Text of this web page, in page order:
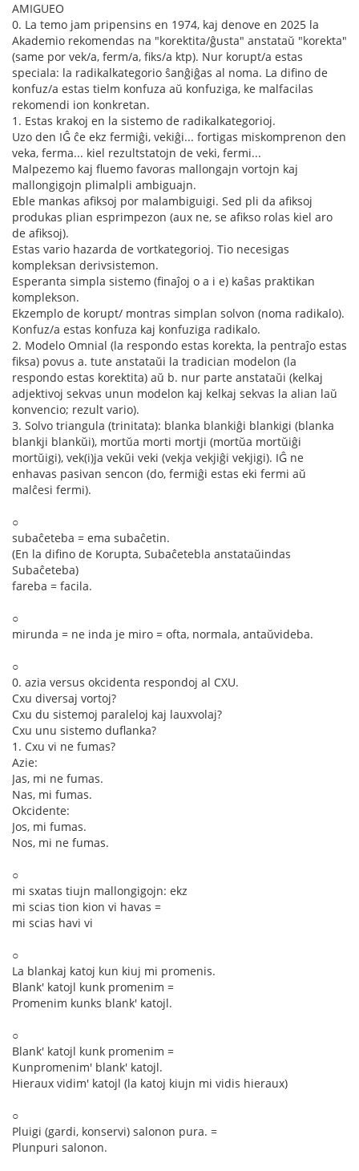
AMIGUEO
0. La temo jam pripensins en 1974, kaj denove en 2025 la
Akademio rekomendas na "korektita/ĝusta" anstataŭ "korekta"
(same por vek/a, ferm/a, fiks/a ktp). Nur korupt/a estas
speciala: la radikalkategorio ŝanĝiĝas al noma. La difino de
konfuz/a estas tielm konfuza aŭ konfuziga, ke malfacilas
rekomendi ion konkretan.
1. Estas krakoj en la sistemo de radikalkategorioj.
Uzo den IĜ ĉe ekz fermiĝi, vekiĝi... fortigas miskomprenon den
veka, ferma... kiel rezultstatojn de veki, fermi...
Malpezemo kaj fluemo favoras mallongajn vortojn kaj
mallongigojn plimalpli ambiguajn.
Eble mankas afiksoj por malambiguigi. Sed pli da afiksoj
produkas plian esprimpezon (aux ne, se afikso rolas kiel aro
de afiksoj).
Estas vario hazarda de vortkategorioj. Tio necesigas
kompleksan derivsistemon.
Esperanta simpla sistemo (finaĵoj o a i e) kaŝas praktikan
komplekson.
Ekzemplo de korupt/ montras simplan solvon (noma radikalo).
Konfuz/a estas konfuza kaj konfuziga radikalo.
2. Modelo Omnial (la respondo estas korekta, la pentraĵo estas
fiksa) povus a. tute anstataŭi la tradician modelon (la
respondo estas korektita) aŭ b. nur parte anstataŭi (kelkaj
adjektivoj sekvas unun modelon kaj kelkaj sekvas la alian laŭ
konvencio; rezult vario).
3. Solvo triangula (trinitata): blanka blankiĝi blankigi (blanka
blankji blankŭi), mortŭa morti mortji (mortŭa mortŭiĝi
mortŭigi), vek(i)ja vekŭi veki (vekja vekjiĝi vekjigi). IĜ ne
enhavas pasivan sencon (do, fermiĝi estas eki fermi aŭ
malĉesi fermi).
○
subaĉeteba = ema subaĉetin.
(En la difino de Korupta, Subaĉetebla anstataŭindas
Subaĉeteba)
fareba = facila.
○
mirunda = ne inda je miro = ofta, normala, antaŭvideba.
○
0. azia versus okcidenta respondoj al CXU.
Cxu diversaj vortoj?
Cxu du sistemoj paraleloj kaj lauxvolaj?
Cxu unu sistemo duflanka?
1. Cxu vi ne fumas?
Azie:
Jas, mi ne fumas.
Nas, mi fumas.
Okcidente:
Jos, mi fumas.
Nos, mi ne fumas.
○
mi sxatas tiujn mallongigojn: ekz
mi scias tion kion vi havas =
mi scias havi vi
○
La blankaj katoj kun kiuj mi promenis.
Blank' katojl kunk promenim =
Promenim kunks blank' katojl.
○
Blank' katojl kunk promenim =
Kunpromenim' blank' katojl.
Hieraux vidim' katojl (la katoj kiujn mi vidis hieraux)
○
Pluigi (gardi, konservi) salonon pura. =
Plunpuri salonon.